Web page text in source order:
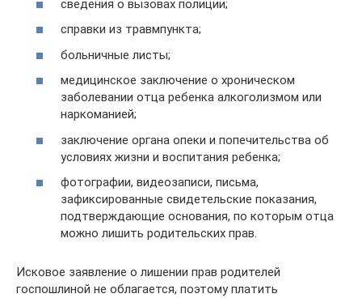
сведения о вызовах полиции;
справки из травмпункта;
больничные листы;
медицинское заключение о хроническом
заболевании отца ребенка алкоголизмом или
наркоманией;
заключение органа опеки и попечительства об
условиях жизни и воспитания ребенка;
фотографии, видеозаписи, письма,
зафиксированные свидетельские показания,
подтверждающие основания, по которым отца
можно лишить родительских прав.
Исковое заявление о лишении прав родителей
госпошлиной не облагается, поэтому платить